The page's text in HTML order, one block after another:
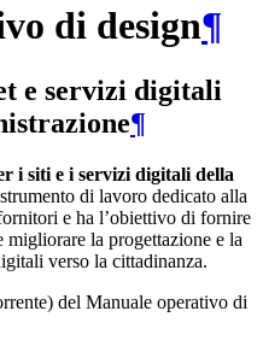
di design¶
e servizi digitali
¶
i siti e i servizi digitali della
di lavoro dedicato alla
e ha l’obiettivo di fornire
la progettazione e la
verso la cittadinanza.
del Manuale operativo di